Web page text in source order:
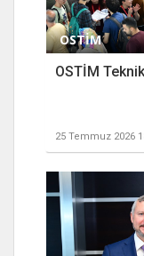
OSTİM
OSTİM
25 Temmuz 2026